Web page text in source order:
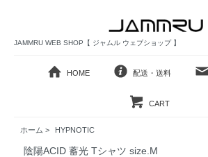
JAMMRU WEB SHOP【 ジャムル ウェブショップ 】
HOME 配送・送料
CART
ホーム > HYPNOTIC
陰陽ACID 蓄光 Tシャツ size.M